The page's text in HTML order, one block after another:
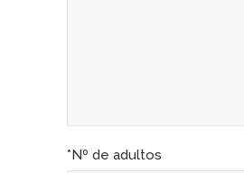
*Nº de adultos